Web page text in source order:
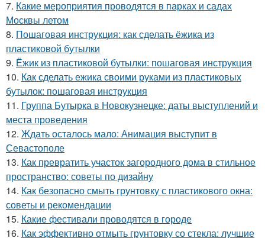
7. Какие мероприятия проводятся в парках и садах
Москвы летом
8. Пошаговая инструкция: как сделать ёжика из
пластиковой бутылки
9. Ёжик из пластиковой бутылки: пошаговая инструкция
10. Как сделать ежика своими руками из пластиковых
бутылок: пошаговая инструкция
11. Группа Бутырка в Новокузнецке: даты выступлений и
места проведения
12. Ждать осталось мало: Анимация выступит в
Севастополе
13. Как превратить участок загородного дома в стильное
пространство: советы по дизайну
14. Как безопасно смыть грунтовку с пластикового окна:
советы и рекомендации
15. Какие фестивали проводятся в городе
16. Как эффективно отмыть грунтовку со стекла: лучшие